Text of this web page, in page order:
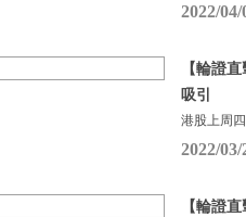
2022/04/
【輪證
吸引
港股上周
2022/03/
【輪證